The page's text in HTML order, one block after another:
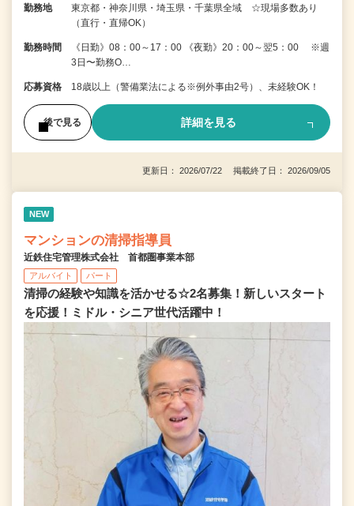
勤務地
東京都・神奈川県・埼玉県・千葉県全域 ☆現場多数あり
（直行・直帰OK）
勤務時間
《日勤》08：00～17：00 《夜勤》20：00～翌5：00 ※週
3日〜勤務O…
応募資格 18歳以上（警備業法による※例外事由2号）、未経験OK！
後で見る 詳細を見る
更新日： 2026/07/22 掲載終了日： 2026/09/05
NEW
マンションの清掃指導員
近鉄住宅管理株式会社 首都圏事業本部
アルバイト パート
清掃の経験や知識を活かせる☆2名募集！新しいスタート
を応援！ミドル・シニア世代活躍中！